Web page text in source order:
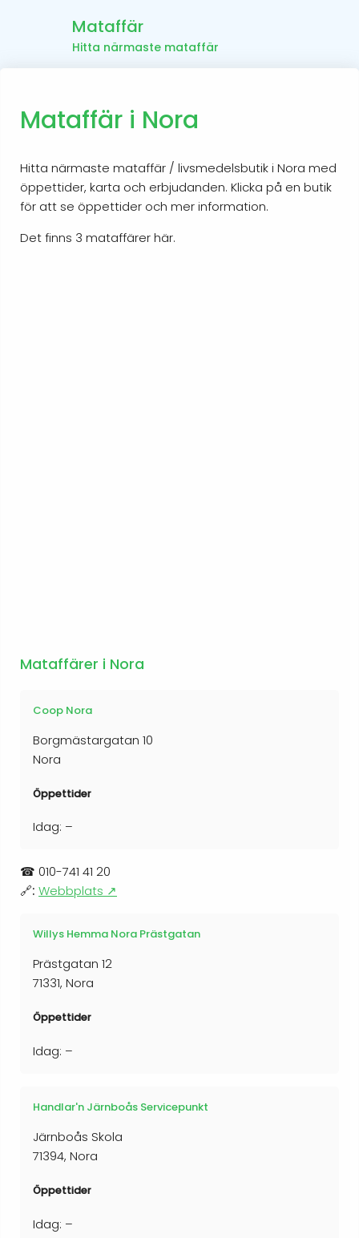
Mataffär
Hitta närmaste mataffär
Mataffär i Nora
Hitta närmaste mataffär / livsmedelsbutik i Nora med
öppettider, karta och erbjudanden. Klicka på en butik
för att se öppettider och mer information.
Det finns 3 mataffärer här.
Mataffärer i Nora
Coop Nora
Borgmästargatan 10
Nora
Öppettider
Idag: –
☎ 010-741 41 20
🔗: Webbplats ↗
Willys Hemma Nora Prästgatan
Prästgatan 12
71331, Nora
Öppettider
Idag: –
Handlar'n Järnboås Servicepunkt
Järnboås Skola
71394, Nora
Öppettider
Idag: –